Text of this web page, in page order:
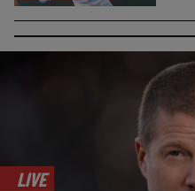
LIVE